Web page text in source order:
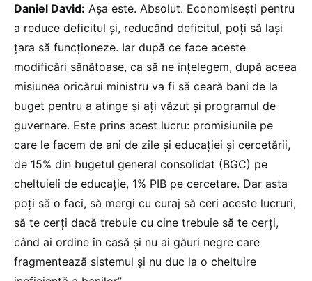
Daniel David: Așa este. Absolut. Economisești pentru
a reduce deficitul și, reducând deficitul, poți să lași
țara să funcționeze. Iar după ce face aceste
modificări sănătoase, ca să ne înțelegem, după aceea
misiunea oricărui ministru va fi să ceară bani de la
buget pentru a atinge și ați văzut și programul de
guvernare. Este prins acest lucru: promisiunile pe
care le facem de ani de zile și educației și cercetării,
de 15% din bugetul general consolidat (BGC) pe
cheltuieli de educație, 1% PIB pe cercetare. Dar asta
poți să o faci, să mergi cu curaj să ceri aceste lucruri,
să te cerți dacă trebuie cu cine trebuie să te cerți,
când ai ordine în casă și nu ai găuri negre care
fragmentează sistemul și nu duc la o cheltuire